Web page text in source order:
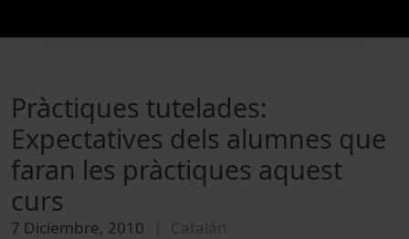
Pràctiques tutelades:
Expectatives dels alumnes que
faran les pràctiques aquest
curs
7 Diciembre, 2010 Catalán